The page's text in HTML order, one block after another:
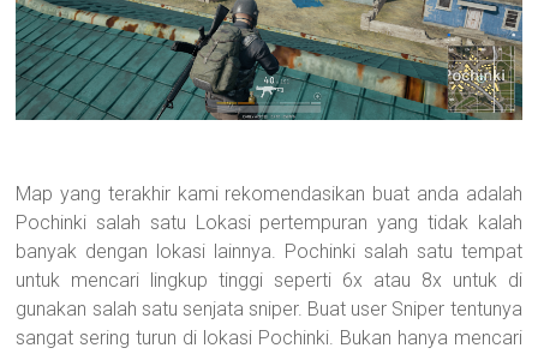
Map yang terakhir kami rekomendasikan buat anda adalah
Pochinki salah satu Lokasi pertempuran yang tidak kalah
banyak dengan lokasi lainnya. Pochinki salah satu tempat
untuk mencari lingkup tinggi seperti 6x atau 8x untuk di
gunakan salah satu senjata sniper. Buat user Sniper tentunya
sangat sering turun di lokasi Pochinki. Bukan hanya mencari